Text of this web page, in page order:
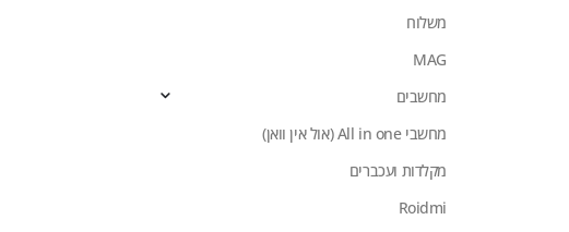
משלוח
MAG
מחשבים
מחשבי All in one (אול אין וואן)
מקלדות ועכברים
Roidmi